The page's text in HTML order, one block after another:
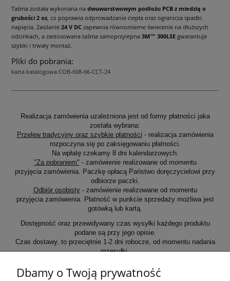
Taśma została wykonana na dwuwarstwowym podłożu PCB z miedzią o
grubości 2 oz, co poprawia odprowadzanie ciepła oraz ogranicza spadki
napięcia. Zasilanie 24 V DC zapewnia równomierne świecenie na dłuższych
odcinkach, a zastosowana taśma samoprzylepna 3M™ 300LSE gwarantuje
szybki i trwały montaż.
Pliki do pobrania:
karta katalogowa COB-608-66-CCT-24
Realizacja zamówienia uzależniona jest od formy płatności jaka
została wybrana:
Przelew tradycyjny oraz szybkie płatności - realizacja zamówienia
rozpoczyna się po zaksięgowaniu płatności.
Na wpłatę czekamy 8 dni kalendarzowych.
"Za pobraniem" - zamówienie realizowane od momentu
przyjęcia zamówienia. Paczkę opłacą Państwo doręczycielowi przy
odbiorze paczki.
Odbiór osobisty- zamówienie realizowane od momentu
przyjęcia zamówienia. Płatność w punkcie sprzedaży możliwa jest
gotówką lub kartą.
Dostępność oraz przewidywany czas wysyłki każdego produktu
podane są przy jego opisie.
Czas dostawy, to przeciętnie 1-2 dni robocze, od momentu nadania
przesyłki.
Dbamy o Twoją prywatność